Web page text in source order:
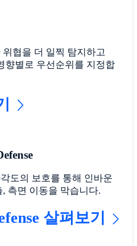
협을 더 일찍 탐지하고
향별로 우선순위를 지정합
도의 보호를 통해 인바운
측면 이동을 막습니다.
살펴보기